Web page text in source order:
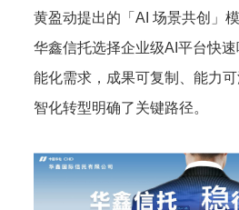
黄盈动提出的「AI 场景共创」
华鑫信托选择企业级AI平台快
能化需求，成果可复制、能力
智化转型明确了关键路径。